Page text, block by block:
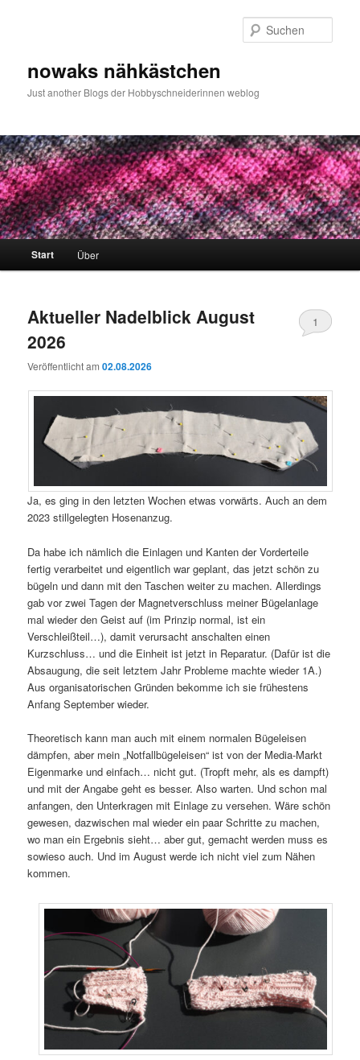
nowaks nähkästchen
Just another Blogs der Hobbyschneiderinnen weblog
Hauptmenü
Start Über
Aktueller Nadelblick August
2026
Veröffentlicht am02.08.2026
1
Ja, es ging in den letzten Wochen etwas vorwärts. Auch an dem
2023 stillgelegten Hosenanzug.
Da habe ich nämlich die Einlagen und Kanten der Vorderteile
fertig verarbeitet und eigentlich war geplant, das jetzt schön zu
bügeln und dann mit den Taschen weiter zu machen. Allerdings
gab vor zwei Tagen der Magnetverschluss meiner Bügelanlage
mal wieder den Geist auf (im Prinzip normal, ist ein
Verschleißteil…), damit verursacht anschalten einen
Kurzschluss… und die Einheit ist jetzt in Reparatur. (Dafür ist die
Absaugung, die seit letztem Jahr Probleme machte wieder 1A.)
Aus organisatorischen Gründen bekomme ich sie frühestens
Anfang September wieder.
Theoretisch kann man auch mit einem normalen Bügeleisen
dämpfen, aber mein „Notfallbügeleisen“ ist von der Media-Markt
Eigenmarke und einfach… nicht gut. (Tropft mehr, als es dampft)
und mit der Angabe geht es besser. Also warten. Und schon mal
anfangen, den Unterkragen mit Einlage zu versehen. Wäre schön
gewesen, dazwischen mal wieder ein paar Schritte zu machen,
wo man ein Ergebnis sieht… aber gut, gemacht werden muss es
sowieso auch. Und im August werde ich nicht viel zum Nähen
kommen.